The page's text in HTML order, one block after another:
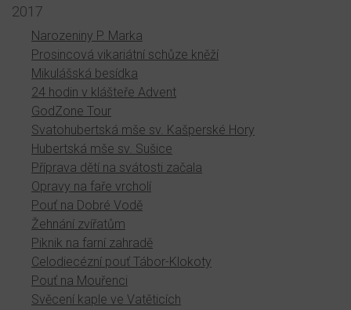
2017
Narozeniny P. Marka
Prosincová vikariátní schůze kněží
Mikulášská besídka
24 hodin v klášteře Advent
GodZone Tour
Svatohubertská mše sv. Kašperské Hory
Hubertská mše sv. Sušice
Příprava dětí na svátosti začala
Opravy na faře vrcholí
Pouť na Dobré Vodě
Žehnání zvířatům
Piknik na farní zahradě
Celodiecézní pouť Tábor-Klokoty
Pouť na Mouřenci
Svěcení kaple ve Vatěticích